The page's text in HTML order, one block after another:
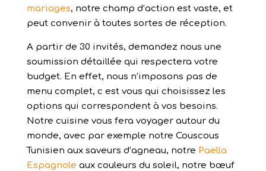
mariages, notre champ d’action est vaste, et
peut convenir à toutes sortes de réception.
A partir de 30 invités, demandez nous une
soumission détaillée qui respectera votre
budget. En effet, nous n’imposons pas de
menu complet, c est vous qui choisissez les
options qui correspondent à vos besoins.
Notre cuisine vous fera voyager autour du
monde, avec par exemple notre Couscous
Tunisien aux saveurs d’agneau, notre Paella
Espagnole aux couleurs du soleil, notre bœuf